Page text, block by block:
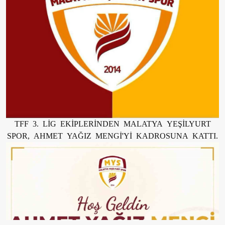
TFF 3. LİG EKİPLERİNDEN MALATYA YEŞİLYURT
SPOR, AHMET YAĞIZ MENGİ'Yİ KADROSUNA KATTI.